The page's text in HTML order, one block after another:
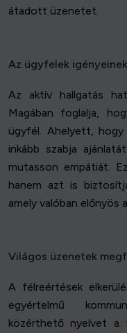
átadott üzenetet.
Az ügyfelek
Az aktív hallgatás
Magában foglalja,
ügyfél. Ahelyett,
inkább szabja
mutasson empátiát.
hanem azt is
amely valóban előnyös
Világos üzenetek
A félreértések
egyértelmű
közérthető nyelvet a